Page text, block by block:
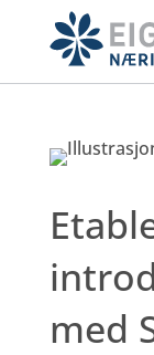
hovedinnhold
med